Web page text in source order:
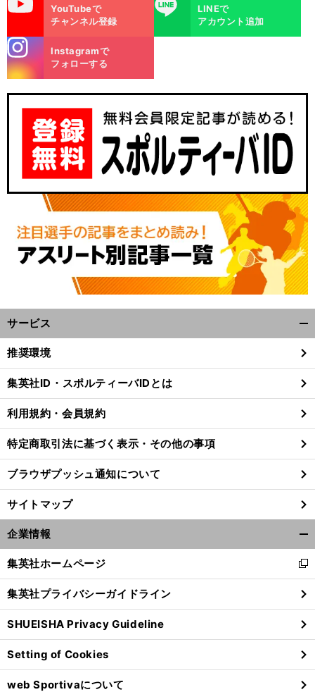
ス
ーパーGT今季初優勝のホンダに笑顔なし
。
トヨタ＆日産の後塵を拝する屈辱は
、
次の鈴鹿サーキットで晴らす
YouTubeで
チャンネル登録
LINE
LINEで
アカウント追加
m
Instagramで
フォローする
サービス
閉
る
推奨環境
集英社ID・スポルティーバIDとは
利用規約・会員規約
特定商取引法に基づく表示・その他の事項
ブラウザプッシュ通知について
サイトマップ
企業情報
閉
る
集英社ホームページ
新
し
い
ウ
ィ
ン
ド
ウ
で
集英社プライバシーガイドライン
SHUEISHA Privacy Guideline
Setting of Cookies
web Sportivaについて